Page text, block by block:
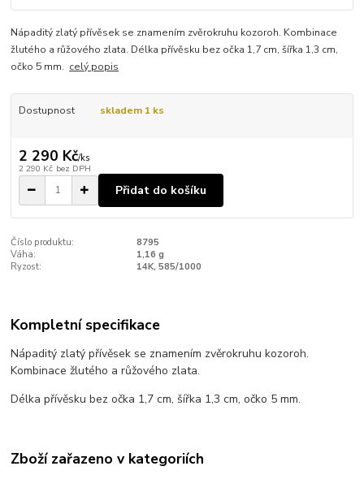
Nápaditý zlatý přívěsek se znamením zvěrokruhu kozoroh. Kombinace
žlutého a růžového zlata. Délka přívěsku bez očka 1,7 cm, šířka 1,3 cm,
očko 5 mm. celý popis
Dostupnost skladem 1 ks
2 290 Kč/ks
2 290 Kč bez DPH
Přidat do košíku
Číslo produktu:
8795
Váha:
1,16 g
Ryzost:
14K, 585/1000
Kompletní specifikace
Nápaditý zlatý přívěsek se znamením zvěrokruhu kozoroh.
Kombinace žlutého a růžového zlata.
Délka přívěsku bez očka 1,7 cm, šířka 1,3 cm, očko 5 mm.
Zboží zařazeno v kategoriích